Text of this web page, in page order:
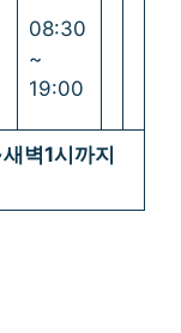
08:30
~
19:00
벽1시까지